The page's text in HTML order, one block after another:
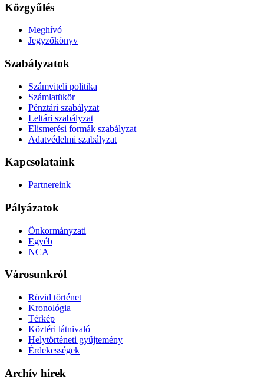
Közgyűlés
Meghívó
Jegyzőkönyv
Szabályzatok
Számviteli politika
Számlatükör
Pénztári szabályzat
Leltári szabályzat
Elismerési formák szabályzat
Adatvédelmi szabályzat
Kapcsolataink
Partnereink
Pályázatok
Önkormányzati
Egyéb
NCA
Városunkról
Rövid történet
Kronológia
Térkép
Köztéri látnivaló
Helytörténeti gyűjtemény
Érdekességek
Archív hírek